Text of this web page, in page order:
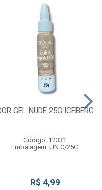
GEL NUDE 25G ICEBERG
Código: 12331
Embalagem: UN C/25G
R$ 4,99